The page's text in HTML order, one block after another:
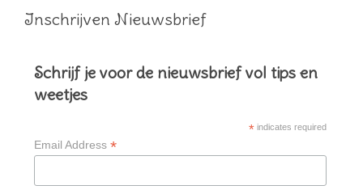
Inschrijven Nieuwsbrief
Schrijf je voor de nieuwsbrief vol tips en
weetjes
*indicates required
Email Address *